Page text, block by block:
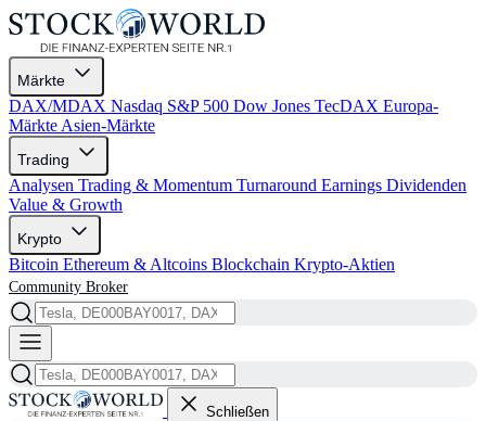
Märkte
DAX/MDAX Nasdaq S&P 500 Dow Jones TecDAX Europa-
Märkte Asien-Märkte
Trading
Analysen Trading & Momentum Turnaround Earnings Dividenden
Value & Growth
Krypto
Bitcoin Ethereum & Altcoins Blockchain Krypto-Aktien
Community Broker
Schließen